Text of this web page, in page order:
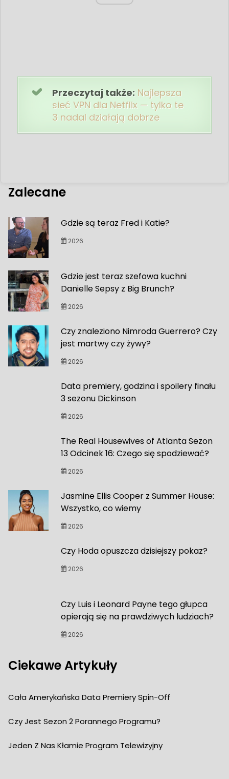
Przeczytaj także: Najlepsza
sieć VPN dla Netflix — tylko te
3 nadal działają dobrze
Zalecane
Gdzie są teraz Fred i Katie?
2026
Gdzie jest teraz szefowa kuchni
Danielle Sepsy z Big Brunch?
2026
Czy znaleziono Nimroda Guerrero? Czy
jest martwy czy żywy?
2026
Data premiery, godzina i spoilery finału
3 sezonu Dickinson
2026
The Real Housewives of Atlanta Sezon
13 Odcinek 16: Czego się spodziewać?
2026
Jasmine Ellis Cooper z Summer House:
Wszystko, co wiemy
2026
Czy Hoda opuszcza dzisiejszy pokaz?
2026
Czy Luis i Leonard Payne tego głupca
opierają się na prawdziwych ludziach?
2026
Ciekawe Artykuły
Cała Amerykańska Data Premiery Spin-Off
Czy Jest Sezon 2 Porannego Programu?
Jeden Z Nas Kłamie Program Telewizyjny